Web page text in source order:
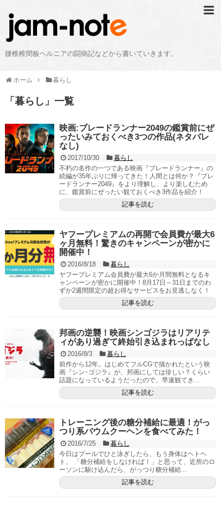
腰椎椎間板ヘルニアの闘病記などから書いていきます。
ホーム 暮らし
「 暮らし 」 一覧
映画:ブレードランナー2049の鑑賞前にぜ
ったいみておくべき3つの作品(ネタバレ
なし)
2017/10/30
暮らし
不朽の名作の一つである映画『ブレードランナー』の
続編が35年ぶりに帰ってきた！人間とは何か？『ブレ
ードランナー2049』をより理解し、より楽しむため
に、鑑賞前にぜったい観ておくべき3作品を紹介！
記事を読む
ヤフープレミアムの再開で会員費が最大6
ヶ月無料！驚きのキャンペーンが密かに
開催中！
2016/8/18
暮らし
ヤフープレミアム会員費が最大6か月間無料となるキ
ャンペーンが密かに開催中！8月17日～31日までのわ
ずか2週間限定の超お得なサービスをお見逃しなく！
記事を読む
邦画の逆襲！映画シンゴジラはリアリテ
ィがあり過ぎて終始引き込まれっぱなし
2016/8/3
暮らし
前作から12年。はじめてフルCGで描かれたという映
画『シン･ゴジラ』が、邦画にしては珍しい？くらい
話題になっているようだったので、早速観てき...
記事を読む
トレーニング後の糖分補給に最適！がっ
つり系バウムクーヘンを食べてみた！
2016/7/25
暮らし
今日はプールでひと泳ぎしたら、もう身体はヘトヘ
ト。 「糖分補給をしなければ！」と思って、近所のロ
ーソンに駆け込んだら、がっつり糖分補給...
記事を読む